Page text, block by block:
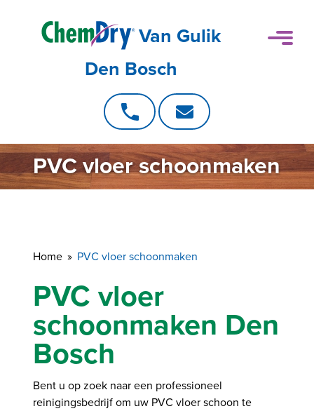
Van Gulik
Den Bosch
PVC vloer schoonmaken
Home PVC vloer schoonmaken
PVC vloer
schoonmaken Den
Bosch
Bent u op zoek naar een professioneel
reinigingsbedrijf om uw PVC vloer schoon te